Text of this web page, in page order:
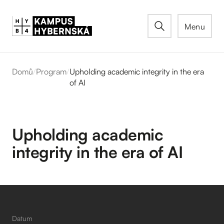
Menu
Domů/Program/Upholding academic integrity in the era
of AI
Upholding academic
integrity in the era of AI
Datum